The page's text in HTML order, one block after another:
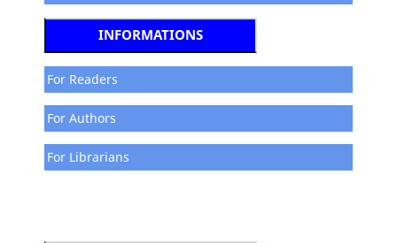
INFORMATIONS
For Readers
For Authors
For Librarians